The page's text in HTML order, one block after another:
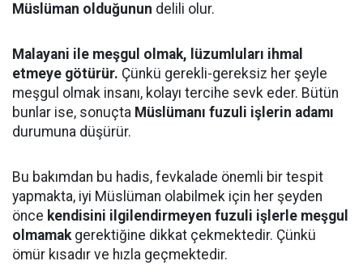
Müslüman olduğunun delili olur.
Malayani ile meşgul olmak, lüzumluları ihmal
etmeye götürür. Çünkü gerekli-gereksiz her şeyle
meşgul olmak insanı, kolayı tercihe sevk eder. Bütün
bunlar ise, sonuçta Müslümanı fuzuli işlerin adamı
durumuna düşürür.
Bu bakımdan bu hadis, fevkalade önemli bir tespit
yapmakta, iyi Müslüman olabilmek için her şeyden
önce kendisini ilgilendirmeyen fuzuli işlerle meşgul
olmamakgerektiğine dikkat çekmektedir. Çünkü
ömür kısadır ve hızla geçmektedir.